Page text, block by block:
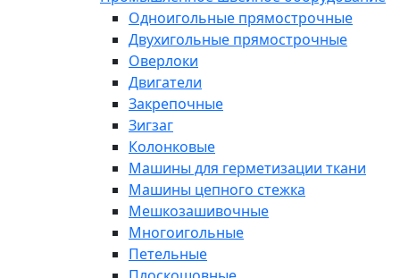
Одноигольные прямострочные
Двухигольные прямострочные
Оверлоки
Двигатели
Закрепочные
Зигзаг
Колонковые
Машины для герметизации ткани
Машины цепного стежка
Мешкозашивочные
Многоигольные
Петельные